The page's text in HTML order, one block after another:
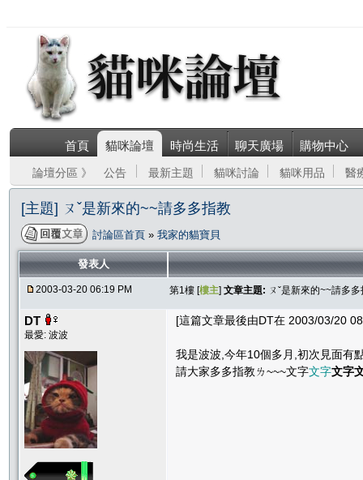
首頁 貓咪論壇 時尚生活 聊天廣場 購物中心
論壇分區 》 公告 最新主題 貓咪討論 貓咪用品 醫
[主題] ㄡˇ是新來的~~請多多指教
討論區首頁 » 我家的貓寶貝
發表人
2003-03-20 06:19 PM 第1樓 [樓主] 文章主題: ㄡˇ是新來的~~請多
DT
最愛: 波波
[這篇文章最後由DT在 2003/03/20
我是波波,今年10個多月,初次見面有
請大家多多指教ㄌ~~~文字文字文字